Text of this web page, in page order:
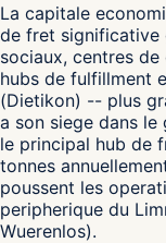
La capitale
de fret significative
sociaux, centres
hubs de fulfillment
(Dietikon) -- plus
a son siege dans
le principal hub de
tonnes
poussent les
peripherique du
Wuerenlos).